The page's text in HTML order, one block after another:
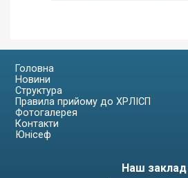
Головна
Новини
Структура
Правила прийому до ХРЛІСП
Фотогалерея
Контакти
Юнісеф
Наш заклад